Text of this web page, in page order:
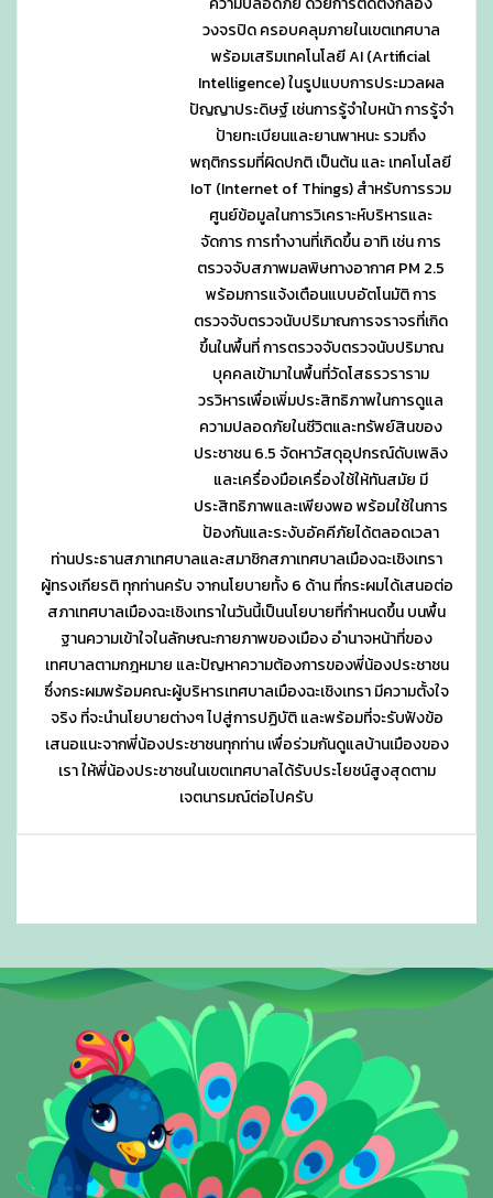
วงจรปิด ครอบคลุมภายในเขตเทศบาล
พร้อมเสริมเทคโนโลยี AI (Artificial
Intelligence) ในรูปแบบการประมวลผล
ปัญญาประดิษฐ์ เช่นการรู้จำใบหน้า การรู้จำ
ป้ายทะเบียนและยานพาหนะ รวมถึง
พฤติกรรมที่ผิดปกติ เป็นต้น และ เทคโนโลยี
IoT (Internet of Things) สำหรับการรวม
ศูนย์ข้อมูลในการวิเคราะห์บริหารและ
จัดการ การทำงานที่เกิดขึ้น อาทิ เช่น การ
ตรวจจับสภาพมลพิษทางอากาศ PM 2.5
พร้อมการแจ้งเตือนแบบอัตโนมัติ การ
ตรวจจับตรวจนับปริมาณการจราจรที่เกิด
ขึ้นในพื้นที่ การตรวจจับตรวจนับปริมาณ
บุคคลเข้ามาในพื้นที่วัดโสธรวราราม
วรวิหารเพื่อเพิ่มประสิทธิภาพในการดูแล
ความปลอดภัยในชีวิตและทรัพย์สินของ
ประชาชน 6.5 จัดหาวัสดุอุปกรณ์ดับเพลิง
และเครื่องมือเครื่องใช้ให้ทันสมัย มี
ประสิทธิภาพและเพียงพอ พร้อมใช้ในการ
ป้องกันและระงับอัคคีภัยได้ตลอดเวลา
ท่านประธานสภาเทศบาลและสมาชิกสภาเทศบาลเมืองฉะเชิงเทรา
ผู้ทรงเกียรติ ทุกท่านครับ จากนโยบายทั้ง 6 ด้าน ที่กระผมได้เสนอต่อ
สภาเทศบาลเมืองฉะเชิงเทราในวันนี้เป็นนโยบายที่กำหนดขึ้น บนพื้น
ฐานความเข้าใจในลักษณะกายภาพของเมือง อำนาจหน้าที่ของ
เทศบาลตามกฎหมาย และปัญหาความต้องการของพี่น้องประชาชน
ซึ่งกระผมพร้อมคณะผู้บริหารเทศบาลเมืองฉะเชิงเทรา มีความตั้งใจ
จริง ที่จะนำนโยบายต่างๆ ไปสู่การปฏิบัติ และพร้อมที่จะรับฟังข้อ
เสนอแนะจากพี่น้องประชาชนทุกท่าน เพื่อร่วมกันดูแลบ้านเมืองของ
เรา ให้พี่น้องประชาชนในเขตเทศบาลได้รับประโยชน์สูงสุดตาม
เจตนารมณ์ต่อไปครับ